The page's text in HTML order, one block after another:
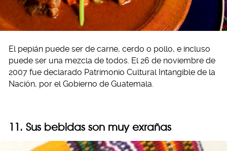
El pepián puede ser de carne, cerdo o pollo, e incluso
puede ser una mezcla de todos. El 26 de noviembre de
2007 fue declarado Patrimonio Cultural Intangible de la
Nación, por el Gobierno de Guatemala.
11. Sus bebidas son muy exrañas